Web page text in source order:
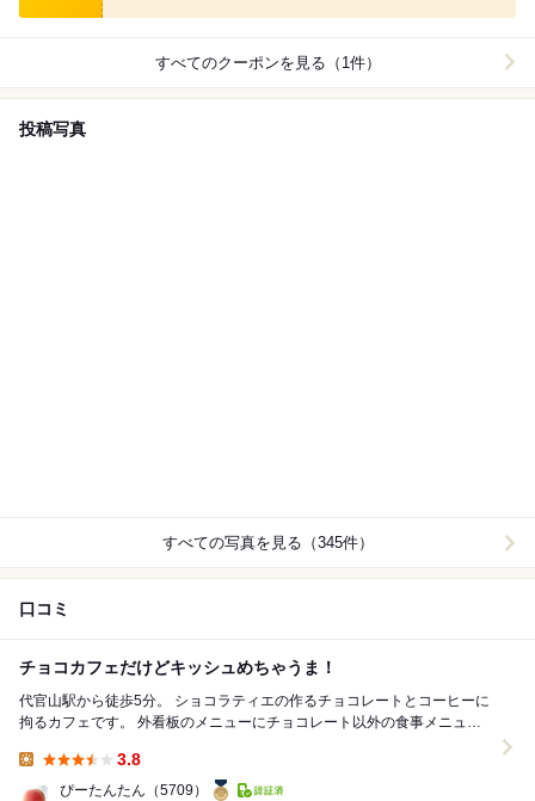
すべてのクーポンを見る（1件）
投稿写真
すべての写真を見る（345件）
口コミ
チョコカフェだけどキッシュめちゃうま！
代官山駅から徒歩5分。 ショコラティエの作るチョコレートとコーヒーに
拘るカフェです。 外看板のメニューにチョコレート以外の食事メニュー
3.8
ぴーたんたん （5709）